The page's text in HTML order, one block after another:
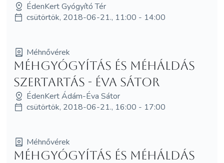
ÉdenKert Gyógyító Tér
csütörtök, 2018-06-21., 11:00 - 14:00
Méhnővérek
Méhgyógyítás és MéhÁldás
szertartás - Éva Sátor
ÉdenKert Ádám-Éva Sátor
csütörtök, 2018-06-21., 16:00 - 17:00
Méhnővérek
Méhgyógyítás és MéhÁldás